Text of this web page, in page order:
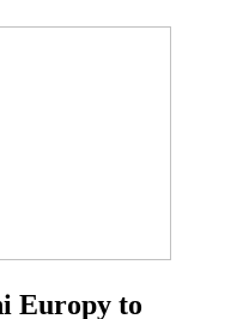
Europy to